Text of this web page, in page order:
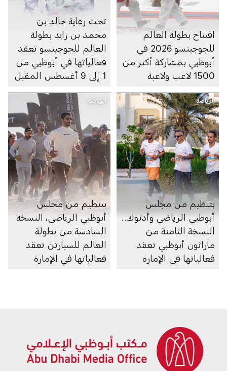
افتتاح بطولة العالم
للجوجيتسو 2026 في
أبوظبي بمشاركة أكثر من
1500 لاعب ولاعبة
تحت رعاية خالد بن
محمد بن زايد بطولة
العالم للجوجيتسو تعقد
فعالياتها في أبوظبي من
1 إلى 9 أغسطس المقبل
الرياضة
بتنظيم من مجلس
أبوظبي الرياضي وأدنوك..
النسخة الثامنة من
ماراثون أبوظبي تعقد
فعالياتها في الإمارة
الرياضة
بتنظيم من مجلس
أبوظبي الرياضي، النسخة
السادسة من بطولة
العالم للسبارتن تعقد
فعالياتها في الإمارة